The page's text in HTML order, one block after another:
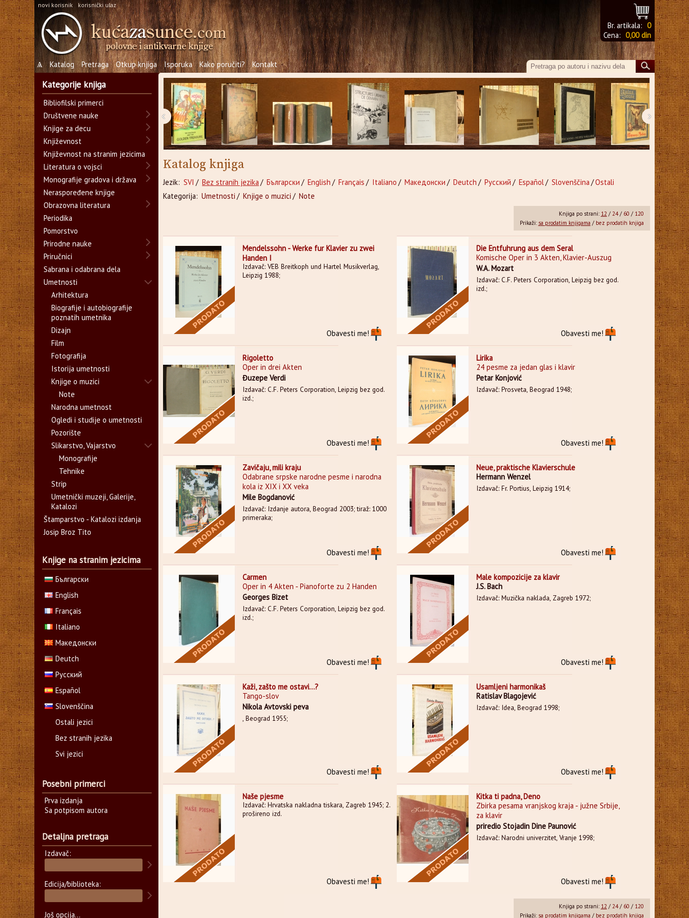
novi korisnik korisnički ulaz
Br. artikala: 0
Cena: 0,00 din
Ѧ Katalog Pretraga Otkup knjiga Isporuka Kako poručiti? Kontakt
‹ ›
Katalog knjiga
Jezik: SVI / Bez stranih jezika / Български / English / Français / Italiano / Македонски / Deutch / Русский / Español/ Slovenščina /Ostali
Kategorija: Umetnosti / Knjige o muzici / Note
Knjiga po strani: 12 / 24/ 60 / 120
Prikaži: sa prodatim knjigama / bez prodatih knjiga
Mendelssohn - Werke fur Klavier zu zwei
Handen I
Izdavač: VEB Breitkoph und Hartel Musikverlag,
Leipzig 1988;
Obavesti me!
Die Entfuhrung aus dem Seral
Komische Oper in 3 Akten, Klavier-Auszug
W.A. Mozart
Izdavač: C.F. Peters Corporation, Leipzig bez god.
izd.;
Obavesti me!
Rigoletto
Oper in drei Akten
Đuzepe Verdi
Izdavač: C.F. Peters Corporation, Leipzig bez god.
izd.;
Obavesti me!
Lirika
24 pesme za jedan glas i klavir
Petar Konjović
Izdavač: Prosveta, Beograd 1948;
Obavesti me!
Zavičaju, mili kraju
Odabrane srpske narodne pesme i narodna
kola iz XIX i XX veka
Mile Bogdanović
Izdavač: Izdanje autora, Beograd 2003; tiraž: 1000
primeraka;
Obavesti me!
Neue, praktische Klavierschule
Hermann Wenzel
Izdavač: Fr. Portius, Leipzig 1914;
Obavesti me!
Carmen
Oper in 4 Akten - Pianoforte zu 2 Handen
Georges Bizet
Izdavač: C.F. Peters Corporation, Leipzig bez god.
izd.;
Obavesti me!
Male kompozicije za klavir
J.S. Bach
Izdavač: Muzička naklada, Zagreb 1972;
Obavesti me!
Kaži, zašto me ostavi...?
Tango-slov
Nikola Avtovski peva
, Beograd 1955;
Obavesti me!
Usamljeni harmonikaš
Ratislav Blagojević
Izdavač: Idea, Beograd 1998;
Obavesti me!
Naše pjesme
Izdavač: Hrvatska nakladna tiskara, Zagreb 1945; 2.
prošireno izd.
Obavesti me!
Kitka ti padna, Deno
Zbirka pesama vranjskog kraja - južne Srbije,
za klavir
priredio Stojadin Dine Paunović
Izdavač: Narodni univerzitet, Vranje 1998;
Obavesti me!
Knjiga po strani: 12 / 24/ 60 / 120
Prikaži: sa prodatim knjigama / bez prodatih knjiga
Kategorije knjiga
Bibliofilski primerci
Društvene nauke
Knjige za decu
Književnost
Književnost na stranim jezicima
Literatura o vojsci
Monografije gradova i država
Neraspoređene knjige
Obrazovna literatura
Periodika
Pomorstvo
Prirodne nauke
Priručnici
Sabrana i odabrana dela
Umetnosti
Arhitektura
Biografije i autobiografije
poznatih umetnika
Dizajn
Film
Fotografija
Istorija umetnosti
Knjige o muzici
Note
Narodna umetnost
Ogledi i studije o umetnosti
Pozorište
Slikarstvo, Vajarstvo
Monografije
Tehnike
Strip
Umetnički muzeji, Galerije,
Katalozi
Štamparstvo - Katalozi izdanja
Josip Broz Tito
Knjige na stranim jezicima
Български
English
Français
Italiano
Македонски
Deutch
Русский
Español
Slovenščina
Ostali jezici
Bez stranih jezika
Svi jezici
Posebni primerci
Prva izdanja
Sa potpisom autora
Detaljna pretraga
Izdavač:
Edicija/biblioteka:
Još opcija...